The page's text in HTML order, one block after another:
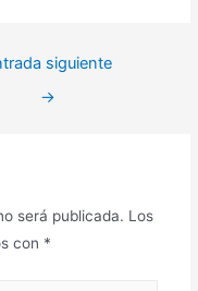
siguiente
→
será publicada. Los
con *